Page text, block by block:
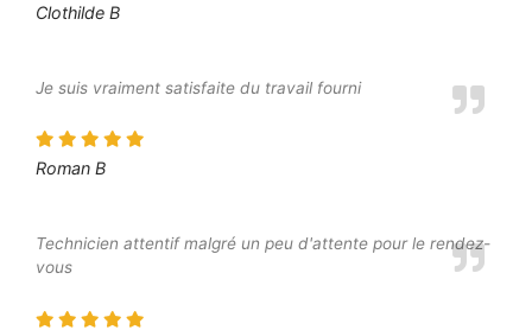
Clothilde B
Je suis vraiment satisfaite du travail fourni
Roman B
Technicien attentif malgré un peu d'attente pour le rendez-
vous